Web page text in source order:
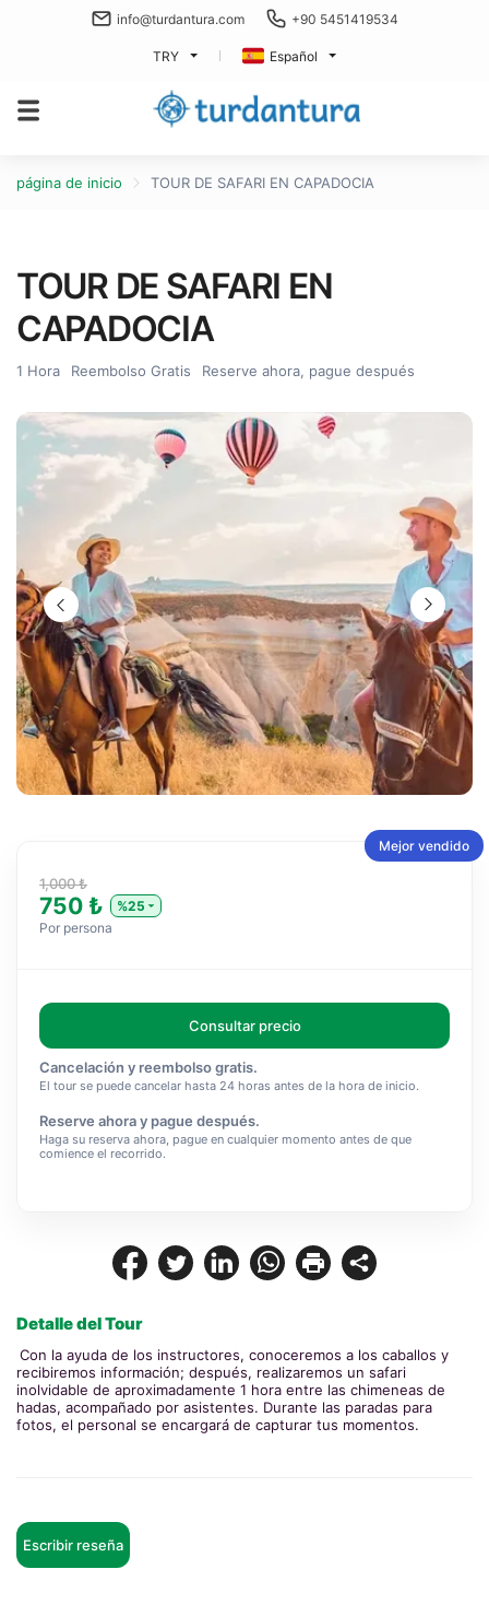
info@turdantura.com +90 5451419534
TRY Español
página de inicio TOUR DE SAFARI EN CAPADOCIA
Detalle del Tour
Con la ayuda de los instructores, conoceremos a los caballos y
recibiremos información; después, realizaremos un safari
inolvidable de aproximadamente 1 hora entre las chimeneas de
hadas, acompañado por asistentes. Durante las paradas para
fotos, el personal se encargará de capturar tus momentos.
Escribir reseña
TOUR DE SAFARI EN
CAPADOCIA
1 Hora Reembolso Gratis Reserve ahora, pague después
Mejor vendido
1,000 ₺
750 ₺
%25
Por persona
Consultar precio
Cancelación y reembolso gratis.
El tour se puede cancelar hasta 24 horas antes de la hora de inicio.
Reserve ahora y pague después.
Haga su reserva ahora, pague en cualquier momento antes de que
comience el recorrido.